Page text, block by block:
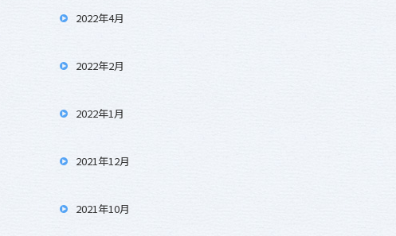
2022年4月
2022年2月
2022年1月
2021年12月
2021年10月